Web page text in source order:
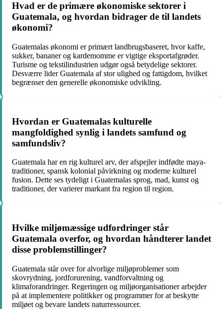
Hvad er de primære økonomiske sektorer i
Guatemala, og hvordan bidrager de til landets
økonomi?
Guatemalas økonomi er primært landbrugsbaseret, hvor kaffe,
sukker, bananer og kardemomme er vigtige eksportafgrøder.
Turisme og tekstilindustrien udgør også betydelige sektorer.
Desværre lider Guatemala af stor ulighed og fattigdom, hvilket
begrænser den generelle økonomiske udvikling.
Hvordan er Guatemalas kulturelle
mangfoldighed synlig i landets samfund og
samfundsliv?
Guatemala har en rig kulturel arv, der afspejler indfødte maya-
traditioner, spansk kolonial påvirkning og moderne kulturel
fusion. Dette ses tydeligt i Guatemalas sprog, mad, kunst og
traditioner, der varierer markant fra region til region.
Hvilke miljømæssige udfordringer står
Guatemala overfor, og hvordan håndterer landet
disse problemstillinger?
Guatemala står over for alvorlige miljøproblemer som
skovrydning, jordforurening, vandforvaltning og
klimaforandringer. Regeringen og miljøorganisationer arbejder
på at implementere politikker og programmer for at beskytte
miljøet og bevare landets naturressourcer.